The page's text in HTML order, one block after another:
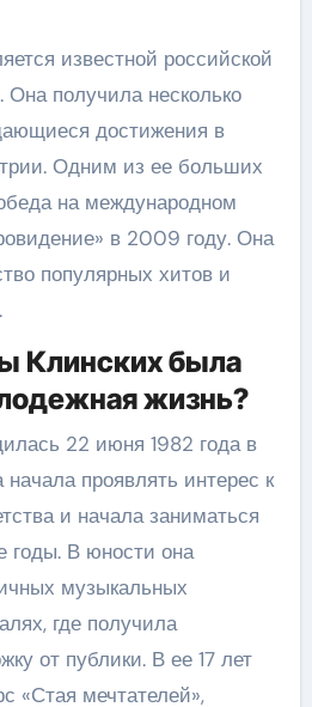
известной российской
Она получила несколько
достижения в
Одним из ее больших
на международном
в 2009 году. Она
популярных хитов и
Клинских была
жизнь?
22 июня 1982 года в
проявлять интерес к
и начала заниматься
годы. В юности она
музыкальных
где получила
от публики. В ее 17 лет
«Стая мечтателей»,